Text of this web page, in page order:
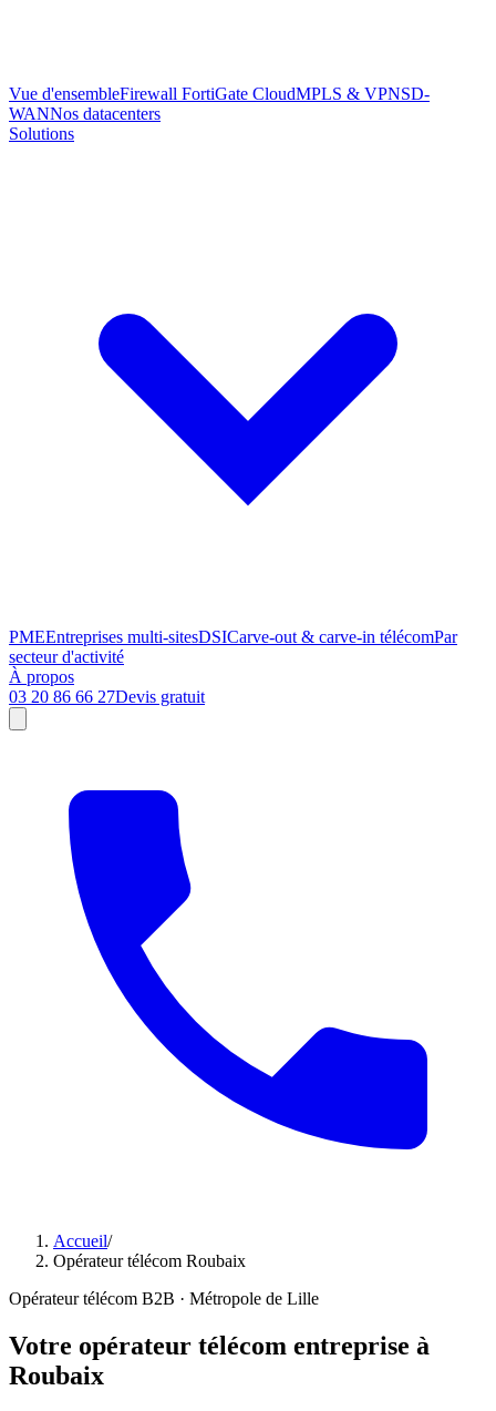
Vue d'ensembleFirewall FortiGate CloudMPLS & VPNSD-
WANNos datacenters
Solutions
PMEEntreprises multi-sitesDSICarve-out & carve-in télécomPar
secteur d'activité
À propos
03 20 86 66 27Devis gratuit
Accueil/
Opérateur télécom Roubaix
Opérateur télécom B2B · Métropole de Lille
Votre opérateur télécom entreprise à
Roubaix